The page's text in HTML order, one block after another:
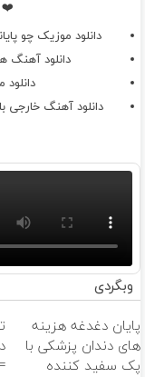
❤️
دانلود موزیک چو
دانلود آهنگ
دانلود آهنگ
وبگردی
پایان دغدغه هزینه
های دندان پزشکی با
پک سفید کننده